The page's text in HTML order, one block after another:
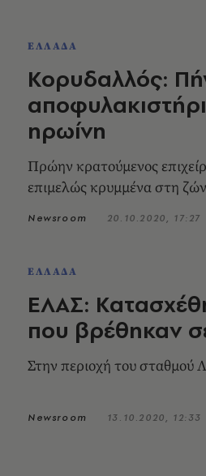
ΕΛΛΑΔΑ
Κορυδαλλός:
ηρωίνη
Πρώην κρατούμενος
επιμελώς κρυμμένα στη
Newsroom 20.10.2020, 17:27
ΕΛΛΑΔΑ
ΕΛΑΣ:
που βρέθηκαν
Στην περιοχή του σταθμού
Newsroom 13.10.2020, 12:33